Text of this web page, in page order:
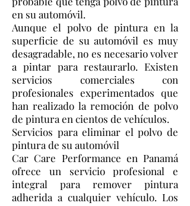
en su automóvil.
Aunque el polvo de pintura en la
superficie de su automóvil es muy
desagradable, no es necesario volver
a pintar para restaurarlo. Existen
servicios comerciales con
profesionales experimentados que
han realizado la remoción de polvo
de pintura en cientos de vehículos.
Servicios para eliminar el polvo de
pintura de su automóvil
Car Care Performance en Panamá
ofrece un servicio profesional e
integral para remover pintura
adherida a cualquier vehículo. Los